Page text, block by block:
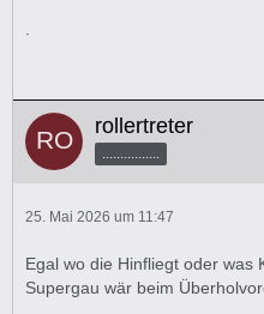
rollertreter
25. Mai 2026 um 11:47
Egal wo die Hinfliegt oder was
Supergau wär beim